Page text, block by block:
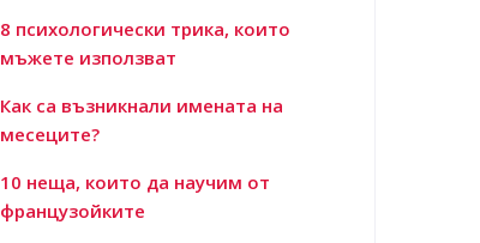
8 психологически трика, които
мъжете използват
Как са възникнали имената на
месеците?
10 неща, които да научим от
французойките